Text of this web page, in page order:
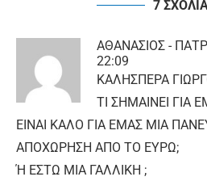
7
ΑΘΑΝΑΣΙΟΣ -
22:09
ΚΑΛΗΣΠΕΡΑ
ΤΙ ΣΗΜΑΙΝΕΙ ΓΙΑ
ΕΙΝΑΙ ΚΑΛΟ ΓΙΑ ΕΜΑΣ ΜΙΑ
ΑΠΟΧΩΡΗΣΗ ΑΠΟ ΤΟ ΕΥΡΩ;
Ή ΕΣΤΩ ΜΙΑ ΓΑΛΛΙΚΗ ;